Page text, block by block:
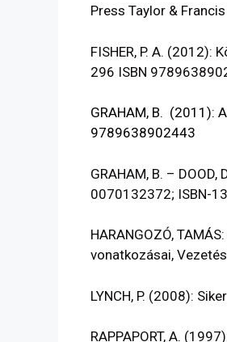
Press Taylor &
FISHER, P. A. (2012):
296 ISBN
GRAHAM, B. (2011):
9789638902443
GRAHAM, B. –
0070132372; ISBN-
HARANGOZÓ,
vonatkozásai,
LYNCH, P. (2008):
RAPPAPORT, A.